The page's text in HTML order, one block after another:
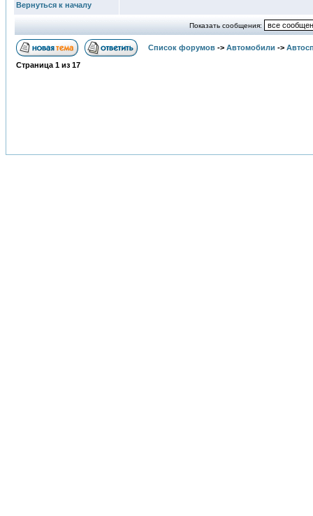
Вернуться к началу
Показать сообщения:
Список форумов -> Автомобили ->
Страница 1 из 17